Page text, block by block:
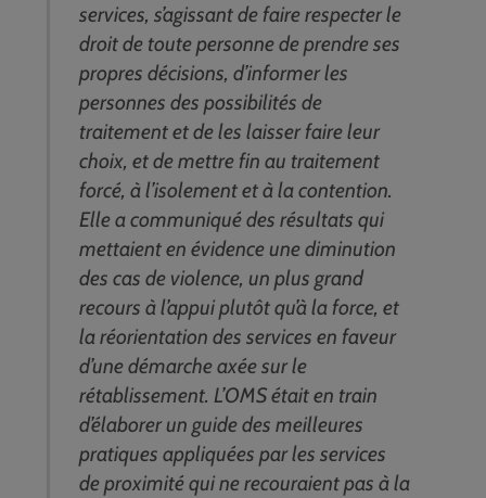
services, s’agissant de faire respecter le
droit de toute personne de prendre ses
propres décisions, d’informer les
personnes des possibilités de
traitement et de les laisser faire leur
choix, et de mettre fin au traitement
forcé, à l’isolement et à la contention.
Elle a communiqué des résultats qui
mettaient en évidence une diminution
des cas de violence, un plus grand
recours à l’appui plutôt qu’à la force, et
la réorientation des services en faveur
d’une démarche axée sur le
rétablissement. L’OMS était en train
d’élaborer un guide des meilleures
pratiques appliquées par les services
de proximité qui ne recouraient pas à la